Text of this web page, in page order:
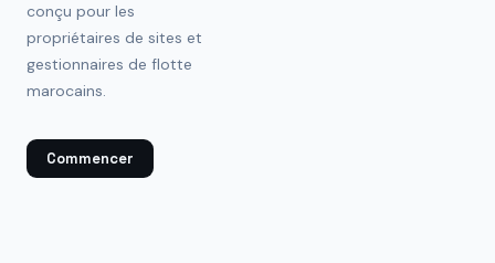
conçu pour les
propriétaires de sites et
gestionnaires de flotte
marocains.
Commencer